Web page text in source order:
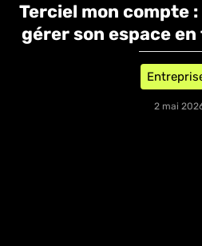
Terciel mon compte
gérer son espace
2 mai